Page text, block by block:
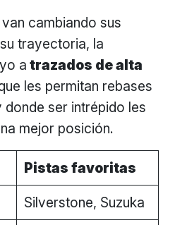
cambiando sus
trayectoria, la
a trazados de alta
les permitan rebases
ser intrépido les
mejor posición.
Pistas favoritas
Silverstone, Suzuka